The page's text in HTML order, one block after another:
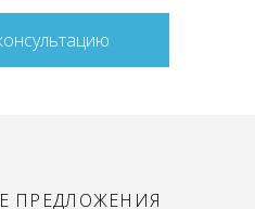
ПРЕДЛОЖЕНИЯ